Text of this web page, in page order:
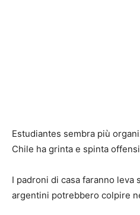
Estudiantes sembra più
Chile ha grinta e spinta
I padroni di casa faranno leva
argentini potrebbero colpire